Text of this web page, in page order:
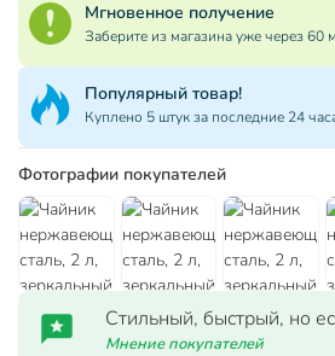
Мгновенное получение
Заберите из магазина уже через 60
Популярный товар!
Куплено 5 штук за последние 24
Фотографии покупателей
Стильный, быстрый, но
Мнение покупателей